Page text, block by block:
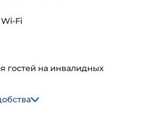
Fi
гостей на инвалидных